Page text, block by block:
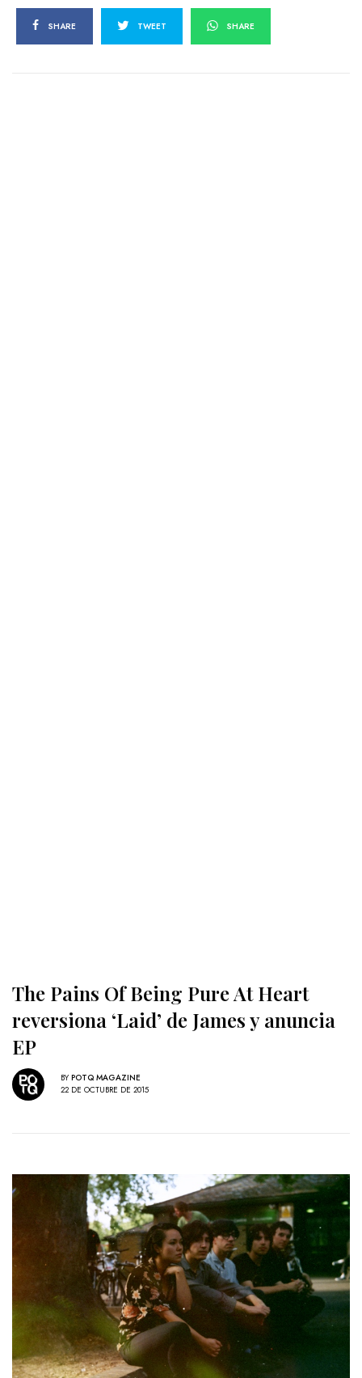
SHARE TWEET SHARE
The Pains Of Being Pure At Heart
reversiona ‘Laid’ de James y anuncia
EP
BY POTQ MAGAZINE
22 DE OCTUBRE DE 2015